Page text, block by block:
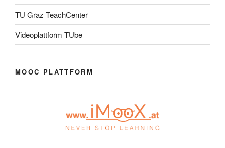
TU Graz TeachCenter
Videoplattform TUbe
MOOC PLATTFORM